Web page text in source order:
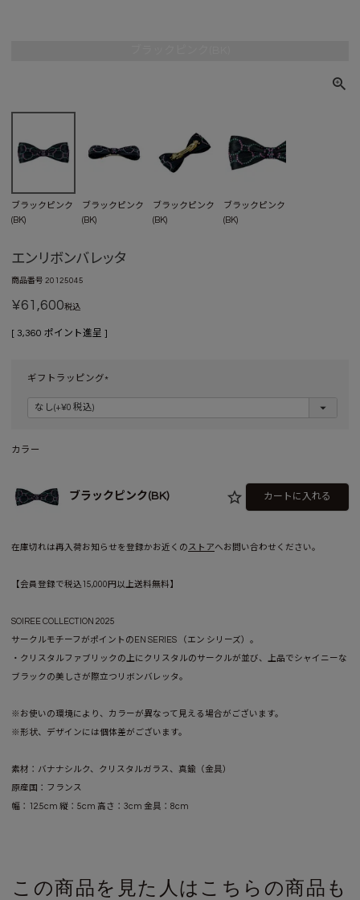
ブラックピンク
(BK)
ブラックピンク
(BK)
ブラックピンク
(BK)
ブラックピンク
(BK)
エンリボンバレッタ
商品番号 20125045
¥61,600税込
[ 3,360 ポイント進呈 ]
ギフトラッピング
(
カラー
ブラックピンク(BK) カートに入れる
在庫切れは再入荷お知らせを登録かお近くのストアへお問い合わせください。
【会員登録で税込15,000円以上送料無料】
SOIREE COLLECTION 2025
サークルモチーフがポイントのEN SERIES （エン シリーズ）。
・クリスタルファブリックの上にクリスタルのサークルが並び、上品でシャイニーな
ブラックの美しさが際立つリボンバレッタ。
※お使いの環境により、カラーが異なって見える場合がございます。
※形状、デザインには個体差がございます。
素材：バナナシルク、クリスタルガラス、真鍮（金具）
原産国：フランス
幅：12.5cm 縦：5cm 高さ：3cm 金具：8cm
この商品を見た人はこちらの商品も